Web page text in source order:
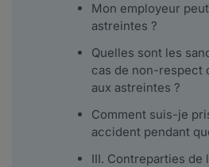
Mon employeur
astreintes ?
Quelles sont les
cas de non-respect
aux astreintes ?
Comment suis-je
accident pendant
III. Contreparties de